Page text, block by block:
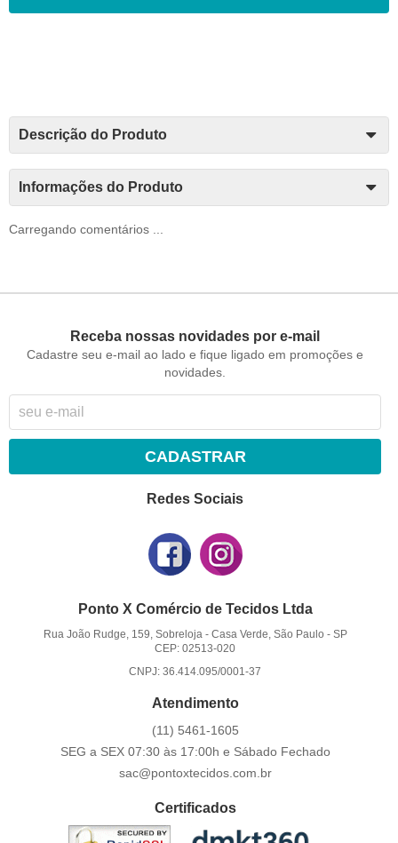
Descrição do Produto
Informações do Produto
Carregando comentários ...
Receba nossas novidades por e-mail
Cadastre seu e-mail ao lado e fique ligado em promoções e
novidades.
CADASTRAR
Redes Sociais
Ponto X Comércio de Tecidos Ltda
Rua João Rudge, 159, Sobreloja- Casa Verde, São Paulo - SP
CEP: 02513-020
CNPJ: 36.414.095/0001-37
Atendimento
(11) 5461-1605
SEG a SEX 07:30 às 17:00h e Sábado Fechado
sac@pontoxtecidos.com.br
Certificados